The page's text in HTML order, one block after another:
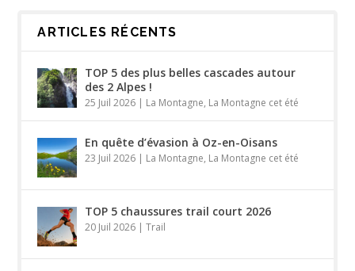
ARTICLES RÉCENTS
TOP 5 des plus belles cascades autour
des 2 Alpes !
25 Juil 2026 | La Montagne, La Montagne cet été
En quête d’évasion à Oz-en-Oisans
23 Juil 2026 | La Montagne, La Montagne cet été
TOP 5 chaussures trail court 2026
20 Juil 2026 |Trail